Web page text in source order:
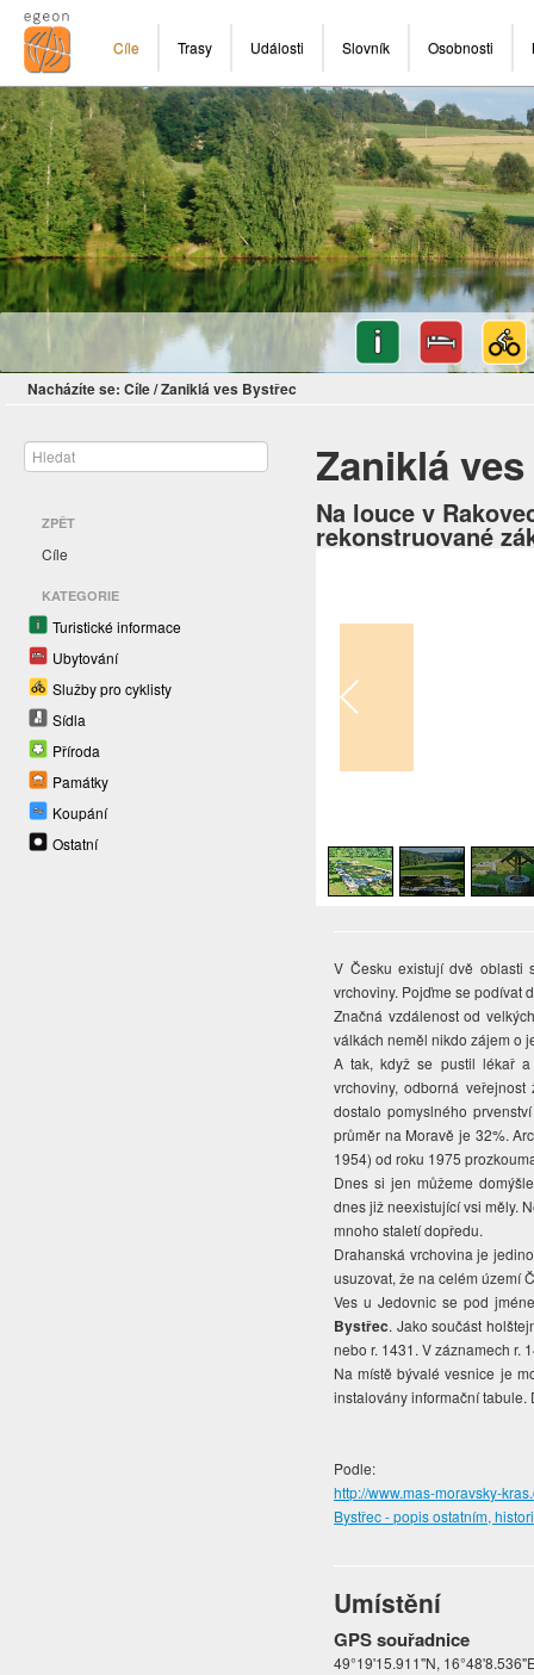
Cíle Trasy Události Slovník Osobnosti
Nacházíte se: Cíle/Zaniklá ves Bystřec
ZPĚT
Cíle
KATEGORIE
Turistické informace
Ubytování
Služby pro cyklisty
Sídla
Příroda
Památky
Koupání
Ostatní
Zaniklá
Na louce v
rekonstruované
V Česku existují dvě oblasti
vrchoviny. Pojďme se podívat
Značná vzdálenost od
válkách neměl nikdo zájem o
A tak, když se pustil lékař
vrchoviny, odborná
dostalo pomyslného
průměr na Moravě je 32%.
1954) od roku 1975
Dnes si jen můžeme
dnes již neexistující vsi měly.
mnoho staletí dopředu.
Drahanská vrchovina je
usuzovat, že na celém území
Ves u Jedovnic se pod
Bystřec. Jako součást
nebo r. 1431. V záznamech r.
Na místě bývalé vesnice je
instalovány informační
Podle:
http://www.mas-moravsky-
Bystřec - popis ostatním,
Umístění
GPS souřadnice
49°19'15.911"N,